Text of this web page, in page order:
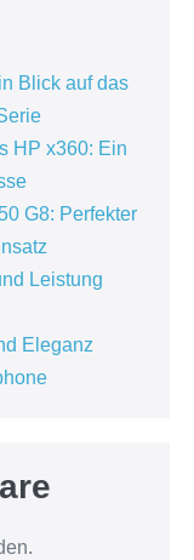
Blick auf das
HP x360: Ein
G8: Perfekter
Leistung
Eleganz